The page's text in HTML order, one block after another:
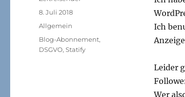
Ich
Leider
Wer
Veröffentlicht
am
8. Juli 2018
Kategorien
Allgemein
Schlagwörter
Blog-Abonnement,
DSGVO,Statify